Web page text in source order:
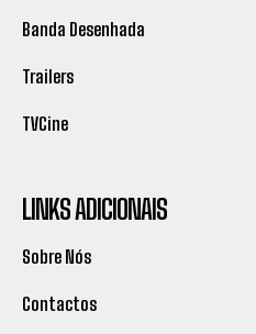
Banda Desenhada
Trailers
TVCine
LINKS ADICIONAIS
Sobre Nós
Contactos